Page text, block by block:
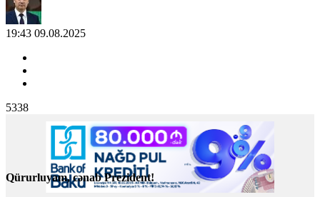
19:43 09.08.2025
5338
Qürurluyam, cənab Prezident!